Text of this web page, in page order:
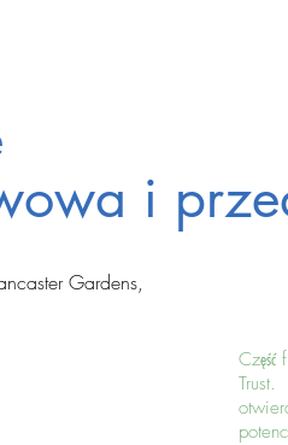
i
Gardens,
Część
Trust.